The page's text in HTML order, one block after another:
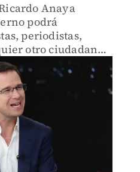
Anaya
podrá
periodistas,
otro ciudadano
de defraudación